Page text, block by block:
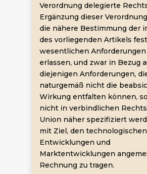
Verordnung delegierte
Ergänzung dieser
die nähere Bestimmung der
des vorliegenden Artikels
wesentlichen Anforderungen
erlassen, und zwar in Bezug
diejenigen Anforderungen,
naturgemäß nicht die
Wirkung entfalten können,
nicht in verbindlichen
Union näher spezifiziert
mit Ziel, den technologischen
Entwicklungen und
Marktentwicklungen
Rechnung zu tragen.